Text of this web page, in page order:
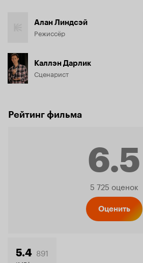
Алан Линдсэй
Режиссёр
Каллэн Дарлик
Сценарист
Рейтинг фильма
6.5
5 725 оценок
Оценить
5.4 891